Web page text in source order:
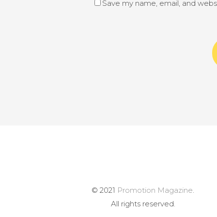
Save my name, email, and
© 2021 Promotion Magazine.
All rights reserved.